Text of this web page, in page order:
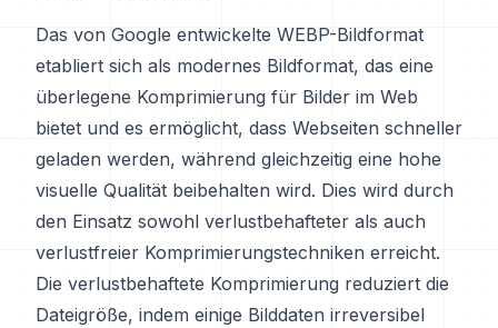
Das von Google entwickelte WEBP-Bildformat
etabliert sich als modernes Bildformat, das eine
überlegene Komprimierung für Bilder im Web
bietet und es ermöglicht, dass Webseiten schneller
geladen werden, während gleichzeitig eine hohe
visuelle Qualität beibehalten wird. Dies wird durch
den Einsatz sowohl verlustbehafteter als auch
verlustfreier Komprimierungstechniken erreicht.
Die verlustbehaftete Komprimierung reduziert die
Dateigröße, indem einige Bilddaten irreversibel